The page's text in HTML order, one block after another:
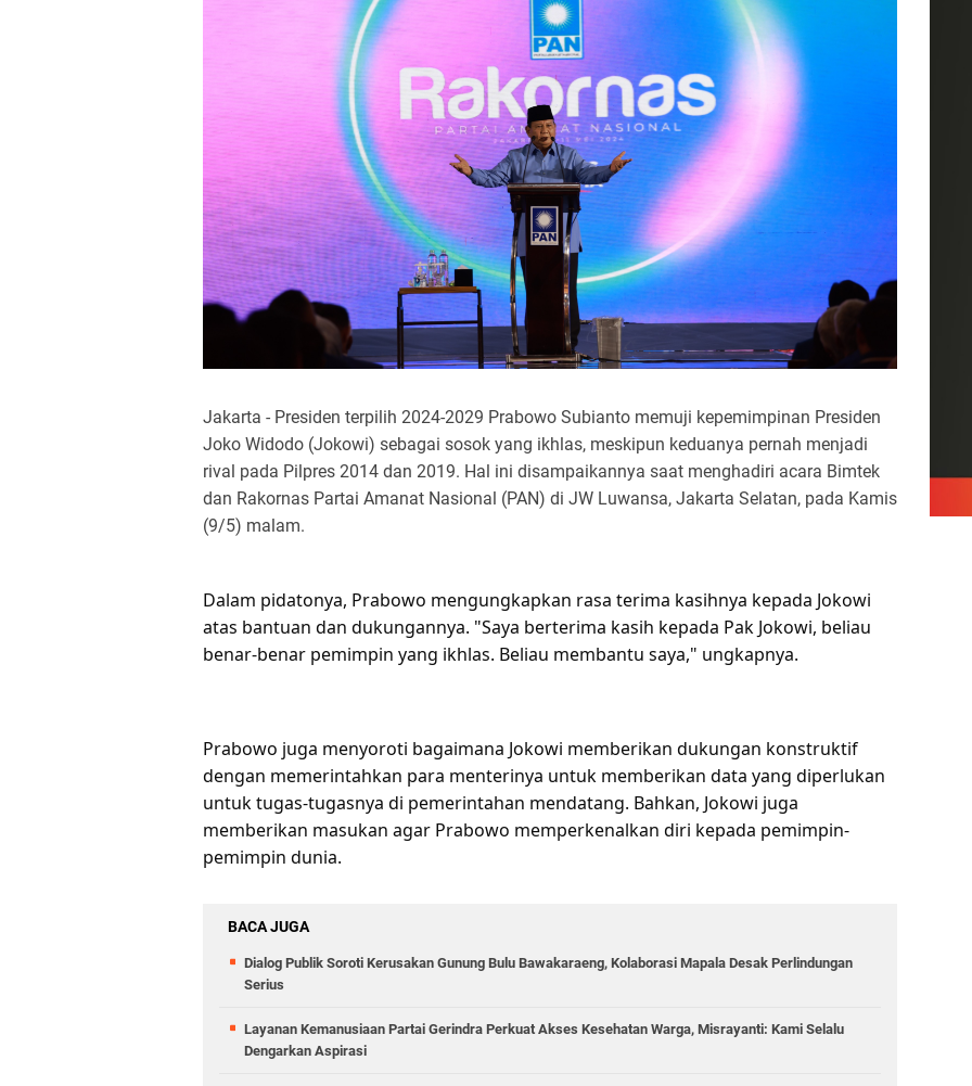
Jakarta - Presiden terpilih 2024-2029 Prabowo Subianto memuji kepemimpinan Presiden
Joko Widodo (Jokowi) sebagai sosok yang ikhlas, meskipun keduanya pernah menjadi
rival pada Pilpres 2014 dan 2019. Hal ini disampaikannya saat menghadiri acara Bimtek
dan Rakornas Partai Amanat Nasional (PAN) di JW Luwansa, Jakarta Selatan, pada Kamis
(9/5) malam.
Dalam pidatonya, Prabowo mengungkapkan rasa terima kasihnya kepada Jokowi
atas bantuan dan dukungannya. "Saya berterima kasih kepada Pak Jokowi, beliau
benar-benar pemimpin yang ikhlas. Beliau membantu saya," ungkapnya.
Prabowo juga menyoroti bagaimana Jokowi memberikan dukungan konstruktif
dengan memerintahkan para menterinya untuk memberikan data yang diperlukan
untuk tugas-tugasnya di pemerintahan mendatang. Bahkan, Jokowi juga
memberikan masukan agar Prabowo memperkenalkan diri kepada pemimpin-
pemimpin dunia.
BACA JUGA
Dialog Publik Soroti Kerusakan Gunung Bulu Bawakaraeng, Kolaborasi Mapala Desak Perlindungan
Serius
Layanan Kemanusiaan Partai Gerindra Perkuat Akses Kesehatan Warga, Misrayanti: Kami Selalu
Dengarkan Aspirasi